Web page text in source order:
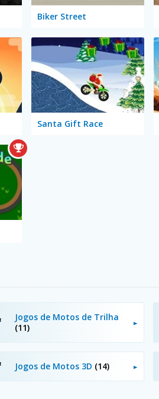
Biker Street
Santa Gift Race
Jogos de Motos de Trilha
(11)
Jogos de Motos 3D (14)